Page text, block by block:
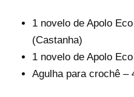
1 novelo de Apolo
(Castanha)
1 novelo de Apolo
Agulha para crochê –